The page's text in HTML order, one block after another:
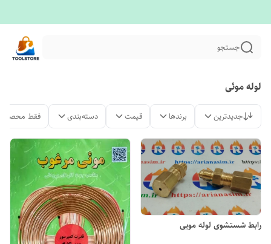
جستجو
لوله موئی
جدیدترین برندها قیمت دسته‌بندی فقط
رابط شستشوی لوله مویی